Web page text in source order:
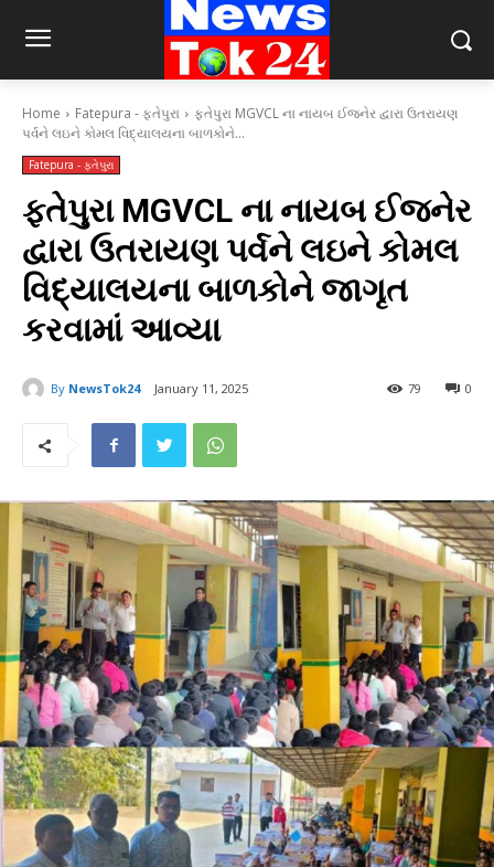
Home Fatepura - ફતેપુરા
ફતેપુરા MGVCL ના નાયબ ઈજનેર દ્વારા ઉતરાયણ
પર્વને લઇને કોમલ વિદ્યાલયના બાળકોને...
Fatepura - ફતેપુરા
ફતેપુરા MGVCL ના નાયબ ઈજનેર
દ્વારા ઉતરાયણ પર્વને લઇને કોમલ
વિદ્યાલયના બાળકોને જાગૃત
કરવામાં આવ્યા
By NewsTok24 January 11, 2025 0
79